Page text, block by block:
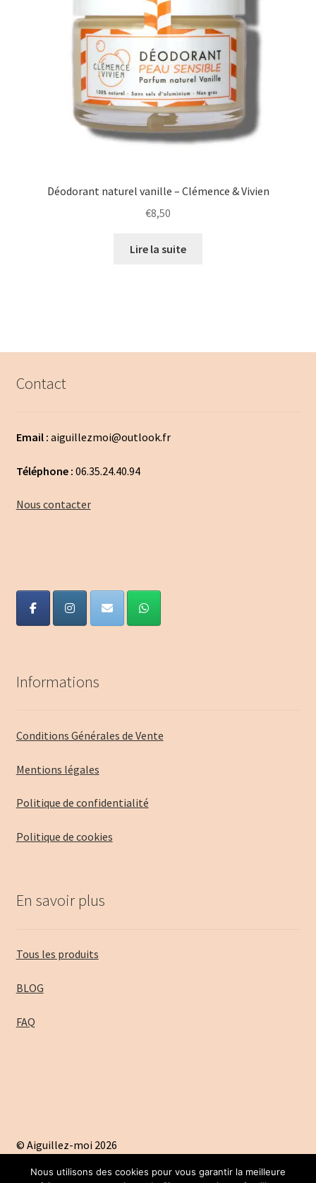
Déodorant naturel vanille – Clémence & Vivien
€8,50
Lire la suite
Contact
Email : aiguillezmoi@outlook.fr
Téléphone : 06.35.24.40.94
Nous contacter
Informations
Conditions Générales de Vente
Mentions légales
Politique de confidentialité
Politique de cookies
En savoir plus
Tous les produits
BLOG
FAQ
© Aiguillez-moi 2026
Nous utilisons des cookies pour vous garantir la meilleure